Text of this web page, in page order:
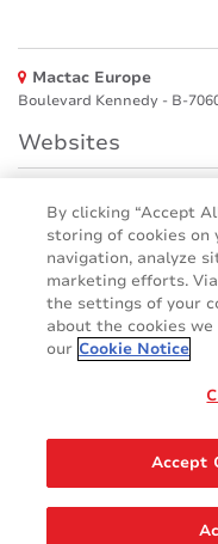
Mactac Europe
Boulevard Kennedy - B-
Websites
© 2016 - 2026
Glossar
Cookie Policy
Legal & Privacy
By clicking “Accept
storing of cookies on
navigation, analyze
marketing efforts.
the settings of your
about the cookies
our Cookie Notice
Accept